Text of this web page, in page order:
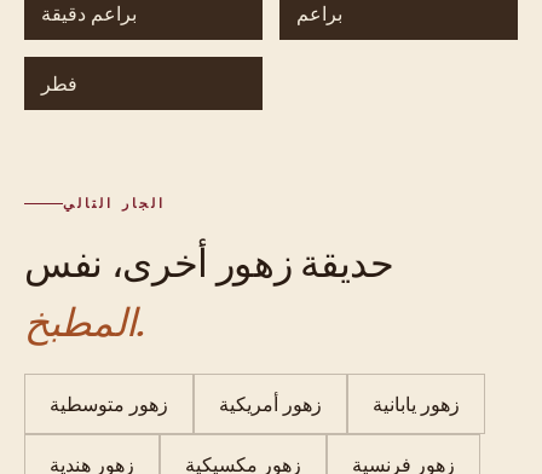
براعم دقيقة براعم
فطر
الجار التالي
حديقة زهور أخرى، نفس
المطبخ.
زهور متوسطية زهور أمريكية زهور يابانية
زهور هندية زهور مكسيكية زهور فرنسية